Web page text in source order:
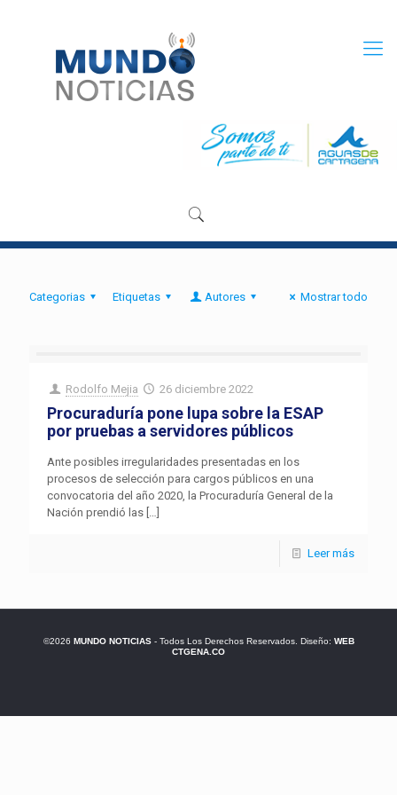
Categorias Etiquetas Autores Mostrar todo
Rodolfo Mejia 26 diciembre 2022
Procuraduría pone lupa sobre la ESAP
por pruebas a servidores públicos
Ante posibles irregularidades presentadas en los
procesos de selección para cargos públicos en una
convocatoria del año 2020, la Procuraduría General de la
Nación prendió las […]
Leer más
©2026 MUNDO NOTICIAS- Todos Los Derechos Reservados. Diseño: WEB
CTGENA.CO